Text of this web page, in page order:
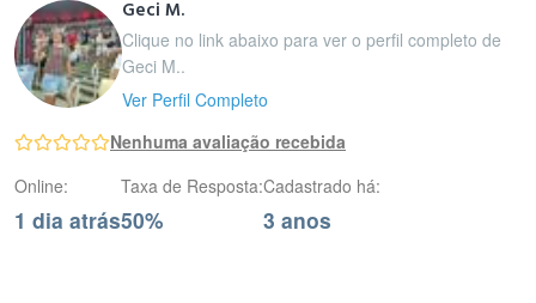
Geci M.
Clique no link abaixo para ver o perfil completo de
Geci M..
Ver Perfil Completo
Nenhuma avaliação recebida
Online:
1 dia atrás
Taxa de Resposta:
50%
Cadastrado há:
3 anos